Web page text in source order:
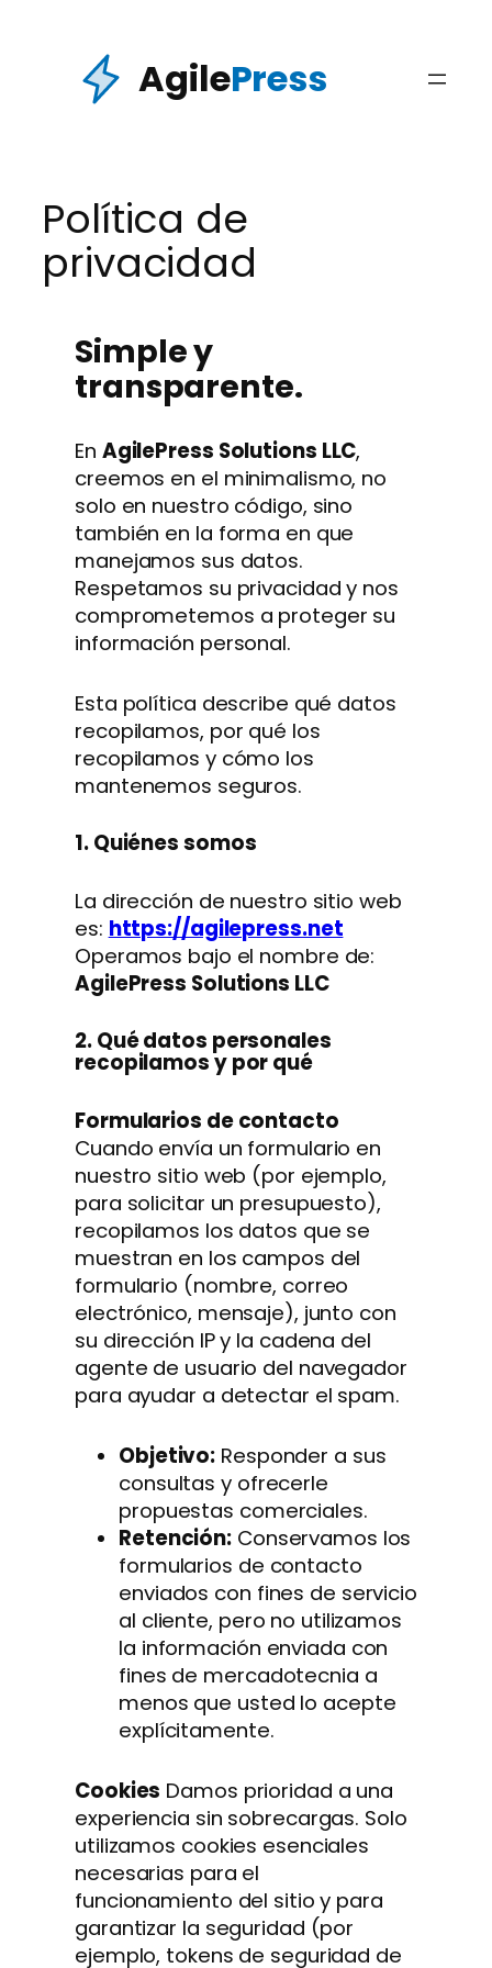
content
AgilePress
Política de
privacidad
Simple y
transparente.
En AgilePress Solutions LLC,
creemos en el minimalismo, no
solo en nuestro código, sino
también en la forma en que
manejamos sus datos.
Respetamos su privacidad y nos
comprometemos a proteger su
información personal.
Esta política describe qué datos
recopilamos, por qué los
recopilamos y cómo los
mantenemos seguros.
1. Quiénes somos
La dirección de nuestro sitio web
es: https://agilepress.net
Operamos bajo el nombre de:
AgilePress Solutions LLC
2. Qué datos personales
recopilamos y por qué
Formularios de contacto
Cuando envía un formulario en
nuestro sitio web (por ejemplo,
para solicitar un presupuesto),
recopilamos los datos que se
muestran en los campos del
formulario (nombre, correo
electrónico, mensaje), junto con
su dirección IP y la cadena del
agente de usuario del navegador
para ayudar a detectar el spam.
Objetivo: Responder a sus
consultas y ofrecerle
propuestas comerciales.
Retención: Conservamos los
formularios de contacto
enviados con fines de servicio
al cliente, pero no utilizamos
la información enviada con
fines de mercadotecnia a
menos que usted lo acepte
explícitamente.
Cookies Damos prioridad a una
experiencia sin sobrecargas. Solo
utilizamos cookies esenciales
necesarias para el
funcionamiento del sitio y para
garantizar la seguridad (por
ejemplo, tokens de seguridad de